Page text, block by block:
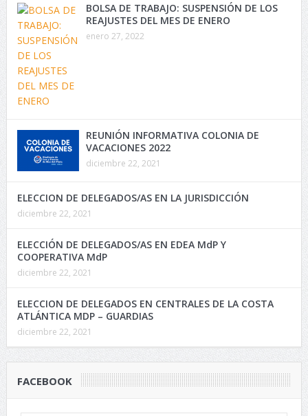
BOLSA DE TRABAJO: SUSPENSIÓN DE LOS
REAJUSTES DEL MES DE ENERO
enero 27, 2022
REUNIÓN INFORMATIVA COLONIA DE
VACACIONES 2022
diciembre 22, 2021
ELECCION DE DELEGADOS/AS EN LA JURISDICCIÓN
diciembre 22, 2021
ELECCIÓN DE DELEGADOS/AS EN EDEA MdP Y
COOPERATIVA MdP
diciembre 22, 2021
ELECCION DE DELEGADOS EN CENTRALES DE LA COSTA
ATLÁNTICA MDP – GUARDIAS
diciembre 22, 2021
FACEBOOK